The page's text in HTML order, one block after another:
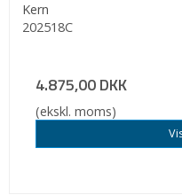
Kern
202518C
4.875,00 DKK
(ekskl. moms)